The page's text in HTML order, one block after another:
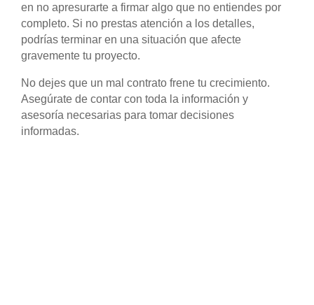
en no apresurarte a firmar algo que no entiendes por
completo. Si no prestas atención a los detalles,
podrías terminar en una situación que afecte
gravemente tu proyecto.
No dejes que un mal contrato frene tu crecimiento.
Asegúrate de contar con toda la información y
asesoría necesarias para tomar decisiones
informadas.